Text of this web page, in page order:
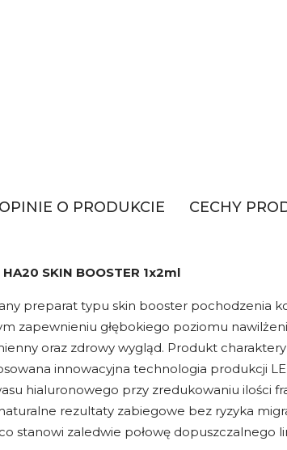
OPINIE O PRODUKCIE CECHY
HA20 SKIN BOOSTER 1x2ml
preparat typu skin booster pochodzenia
zapewnieniu głębokiego poziomu
oraz zdrowy wygląd. Produkt
innowacyjna technologia produkcji
hialuronowego przy zredukowaniu ilości
rezultaty zabiegowe bez ryzyka
stanowi zaledwie połowę dopuszczalnego